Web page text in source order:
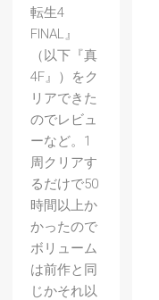
転生4
FINAL』
（以下『真
4F』）をク
リアできた
のでレビュ
ーなど。1
周クリアす
るだけで50
時間以上か
かったので
ボリューム
は前作と同
じかそれ以